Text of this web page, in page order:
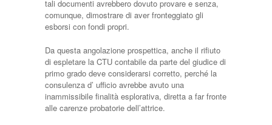
tali documenti avrebbero dovuto provare e senza,
comunque, dimostrare di aver fronteggiato gli
esborsi con fondi propri.
Da questa angolazione prospettica, anche il rifiuto
di espletare la CTU contabile da parte del giudice di
primo grado deve considerarsi corretto, perché la
consulenza d’ ufficio avrebbe avuto una
inammissibile finalità esplorativa, diretta a far fronte
alle carenze probatorie dell’attrice.